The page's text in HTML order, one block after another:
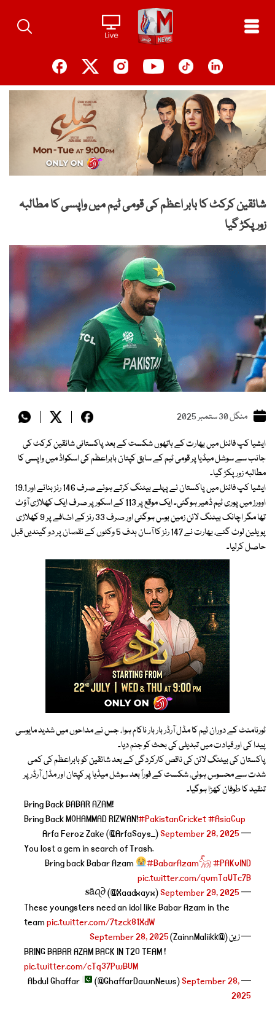
content
شائقین کرکٹ کا بابر اعظم کی قومی ٹیم میں واپسی کا مطالبہ
زور پکڑ گیا
منگل 30 ستمبر 2025
ایشیا کپ فائنل میں بھارت کے ہاتھوں شکست کے بعد پاکستانی شائقین کرکٹ کی
جانب سے سوشل میڈیا پر قومی ٹیم کے سابق کپتان بابراعظم کی اسکواڈ میں واپسی کا
مطالبہ زور پکڑ گیا۔
ایشیا کپ فائنل میں پاکستان نے پہلے بیٹنگ کرتے ہوئے صرف 146 رنز بنائے اور 19.1
اوورز میں پوری ٹیم ڈھیر ہوگئی۔ ایک موقع پر 113 کے اسکور پر صرف ایک کھلاڑی آؤٹ
تھا مگر اچانک بیٹنگ لائن زمین بوس ہوگئی اور صرف 33 رنز کے اضافے پر 9 کھلاڑی
پویلین لوٹ گئے، بھارت نے 147 رنز کا آسان ہدف 5 وکٹوں کے نقصان پر دو گیندیں قبل
حاصل کرلیا۔
ٹورنامنٹ کے دوران ٹیم کا مڈل آرڈر بار بار ناکام ہوا، جس نے مداحوں میں شدید مایوسی
پیدا کی اور قیادت میں تبدیلی کی بحث کو جنم دیا۔
پاکستان کی بیٹنگ لائن کی ناقص کارکردگی کے بعد شائقین کو بابراعظم کی کمی
شدت سے محسوس ہوئی، شکست کے فوراً بعد سوشل میڈیا پر کپتان اور مڈل آرڈر پر
تنقید کا طوفان کھڑا ہوگیا۔
Bring Back BABAR AZAM!
Bring Back MOHAMMAD RIZWAN!#PakistanCricket#AsiaCup
— Arfa Feroz Zake (@ArfaSays_)
September 28, 2025
You lost a gem in search of Trash.
Bring back Babar Azam
#BabarAzam𓃵#PAKvIND
pic.twitter.com/qvmTaVTc7B
— 𝐬āꪖ∂ (@Xaadxayx)
September 29, 2025
These youngsters need an idol like Babar Azam in the
teampic.twitter.com/7tzck81XdW
— زین (@ZainnMaliikk)
September 28, 2025
BRING BABAR AZAM BACK IN T2O TEAM !
pic.twitter.com/cTq37PwBUM
— Abdul Ghaffar
(@GhaffarDawnNews)September 28,
2025